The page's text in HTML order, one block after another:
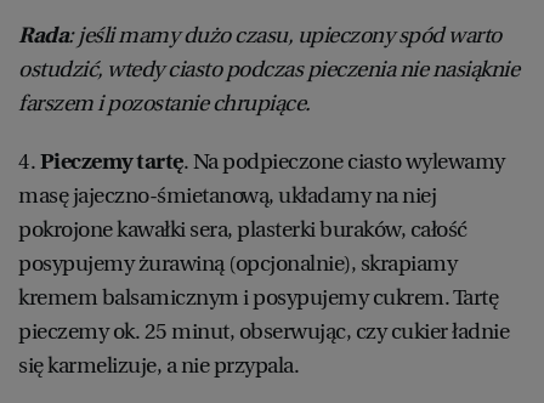
Rada: jeśli mamy dużo czasu, upieczony spód warto
ostudzić, wtedy ciasto podczas pieczenia nie nasiąknie
farszem i pozostanie chrupiące.
4.Pieczemy tartę. Na podpieczone ciasto wylewamy
masę jajeczno-śmietanową, układamy na niej
pokrojone kawałki sera, plasterki buraków, całość
posypujemy żurawiną (opcjonalnie), skrapiamy
kremem balsamicznym i posypujemy cukrem. Tartę
pieczemy ok. 25 minut, obserwując, czy cukier ładnie
się karmelizuje, a nie przypala.